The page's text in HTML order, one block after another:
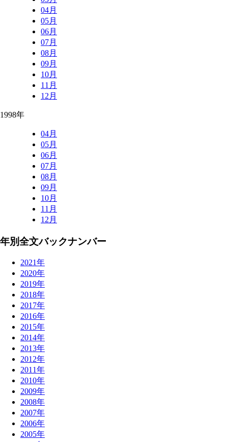
04月
05月
06月
07月
08月
09月
10月
11月
12月
1998年
04月
05月
06月
07月
08月
09月
10月
11月
12月
年別全文バックナンバー
2021年
2020年
2019年
2018年
2017年
2016年
2015年
2014年
2013年
2012年
2011年
2010年
2009年
2008年
2007年
2006年
2005年